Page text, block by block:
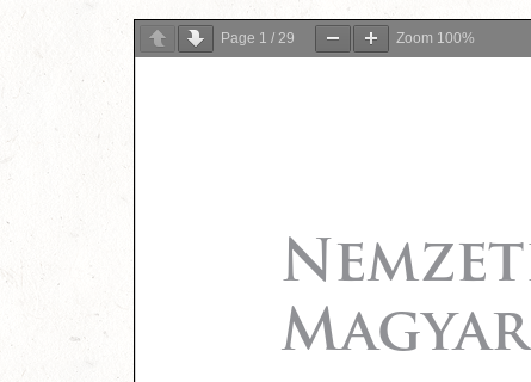
Page 1 / 29 Zoom 100%